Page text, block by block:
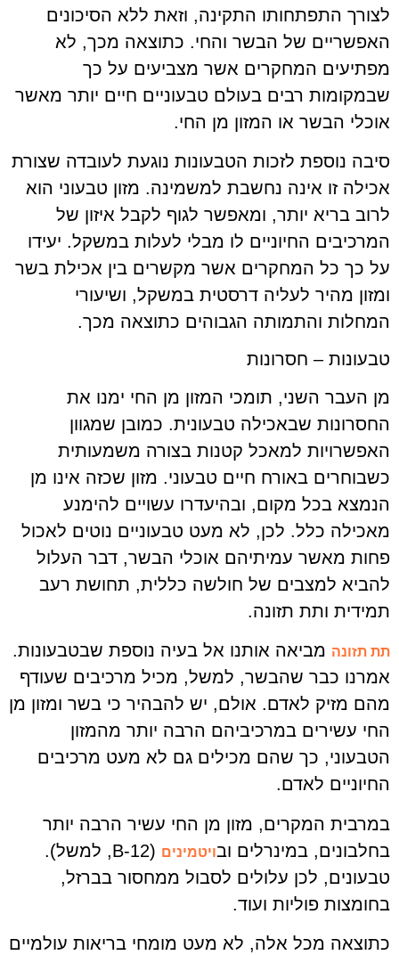
לצורך התפתחותו התקינה, וזאת ללא הסיכונים
האפשריים של הבשר והחי. כתוצאה מכך, לא
מפתיעים המחקרים אשר מצביעים על כך
שבמקומות רבים בעולם טבעוניים חיים יותר מאשר
אוכלי הבשר או המזון מן החי.
סיבה נוספת לזכות הטבעונות נוגעת לעובדה שצורת
אכילה זו אינה נחשבת למשמינה. מזון טבעוני הוא
לרוב בריא יותר, ומאפשר לגוף לקבל איזון של
המרכיבים החיוניים לו מבלי לעלות במשקל. יעידו
על כך כל המחקרים אשר מקשרים בין אכילת בשר
ומזון מהיר לעליה דרסטית במשקל, ושיעורי
המחלות והתמותה הגבוהים כתוצאה מכך.
טבעונות – חסרונות
מן העבר השני, תומכי המזון מן החי ימנו את
החסרונות שבאכילה טבעונית. כמובן שמגוון
האפשרויות למאכל קטנות בצורה משמעותית
כשבוחרים באורח חיים טבעוני. מזון שכזה אינו מן
הנמצא בכל מקום, ובהיעדרו עשויים להימנע
מאכילה כלל. לכן, לא מעט טבעוניים נוטים לאכול
פחות מאשר עמיתיהם אוכלי הבשר, דבר העלול
להביא למצבים של חולשה כללית, תחושת רעב
תמידית ותת תזונה.
תת תזונה מביאה אותנו אל בעיה נוספת שבטבעונות.
אמרנו כבר שהבשר, למשל, מכיל מרכיבים שעודף
מהם מזיק לאדם. אולם, יש להבהיר כי בשר ומזון מן
החי עשירים במרכיביהם הרבה יותר מהמזון
הטבעוני, כך שהם מכילים גם לא מעט מרכיבים
החיוניים לאדם.
במרבית המקרים, מזון מן החי עשיר הרבה יותר
בחלבונים, במינרלים ובויטמינים
(B-12, למשל).
טבעונים, לכן עלולים לסבול ממחסור בברזל,
בחומצות פוליות ועוד.
כתוצאה מכל אלה, לא מעט מומחי בריאות עולמיים